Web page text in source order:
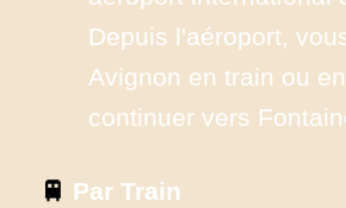
Depuis l'aéroport,
Avignon en train ou
continuer vers
🚆 Par Train